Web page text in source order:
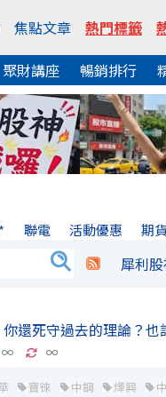
焦點文章 熱門標籤
聚財講座 暢銷排行
聯電 活動優惠 期
犀利
還死守過去的理論？
∞ ∞
寶徠 中鋼 燁興